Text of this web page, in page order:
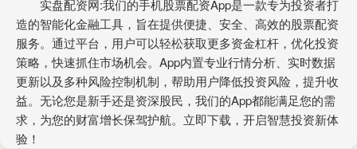
实盘配资网:我们的手机股票配资App是一款专为投资者打
造的智能化金融工具，旨在提供便捷、安全、高效的股票配资
服务。通过平台，用户可以轻松获取更多资金杠杆，优化投资
策略，快速抓住市场机会。App内置专业行情分析、实时数据
更新以及多种风险控制机制，帮助用户降低投资风险，提升收
益。无论您是新手还是资深股民，我们的App都能满足您的需
求，为您的财富增长保驾护航。立即下载，开启智慧投资新体
验！